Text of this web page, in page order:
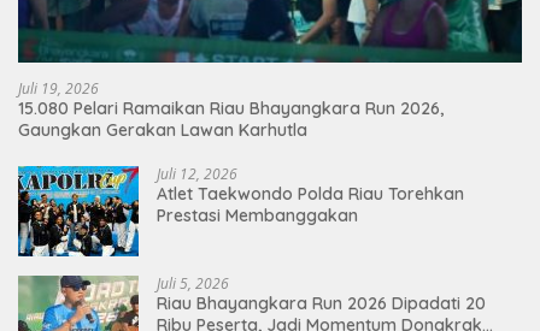
Juli 19, 2026
15.080 Pelari Ramaikan Riau Bhayangkara Run 2026,
Gaungkan Gerakan Lawan Karhutla
Juli 12, 2026
Atlet Taekwondo Polda Riau Torehkan
Prestasi Membanggakan
Juli 5, 2026
Riau Bhayangkara Run 2026 Dipadati 20
Ribu Peserta, Jadi Momentum Dongkrak